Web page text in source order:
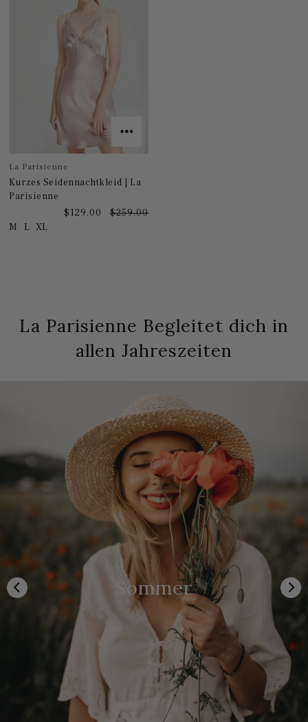
La Parisienne
Kurzes Seidennachtkleid | La
Parisienne
$129.00
$259.00
M
L XL
La Parisienne Begleitet dich in
allen Jahreszeiten
Sommer